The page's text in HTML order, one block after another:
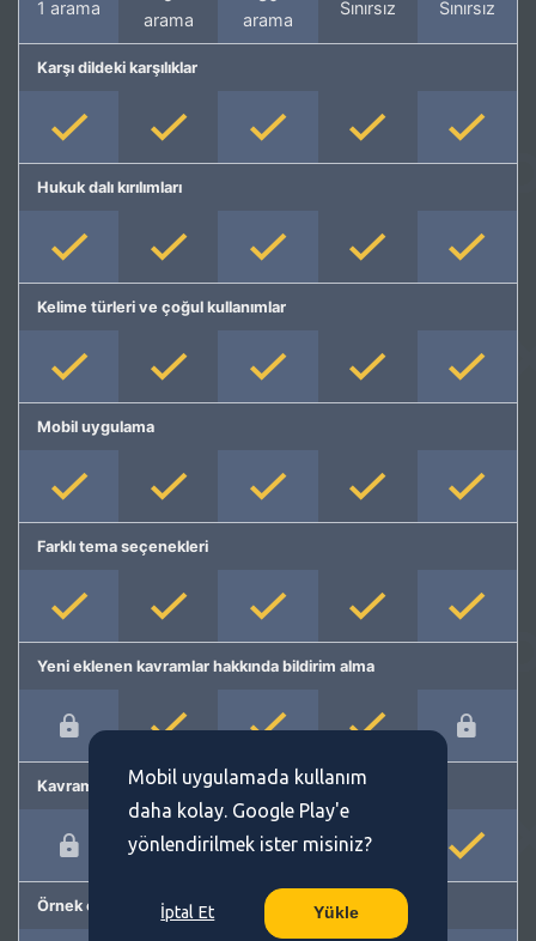
1 arama
arama
arama
Sınırsız Sınırsız
Karşı dildeki karşılıklar
Hukuk dalı kırılımları
Kelime türleri ve çoğul kullanımlar
Mobil uygulama
Farklı tema seçenekleri
Yeni eklenen kavramlar hakkında bildirim alma
Kavram önerme
Örnek cümleler
Mobil uygulamada kullanım
daha kolay. Google Play'e
yönlendirilmek ister misiniz?
İptal Et Yükle